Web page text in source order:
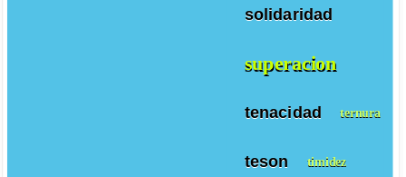
solidaridad
superacion
tenacidad ternura
teson timidez